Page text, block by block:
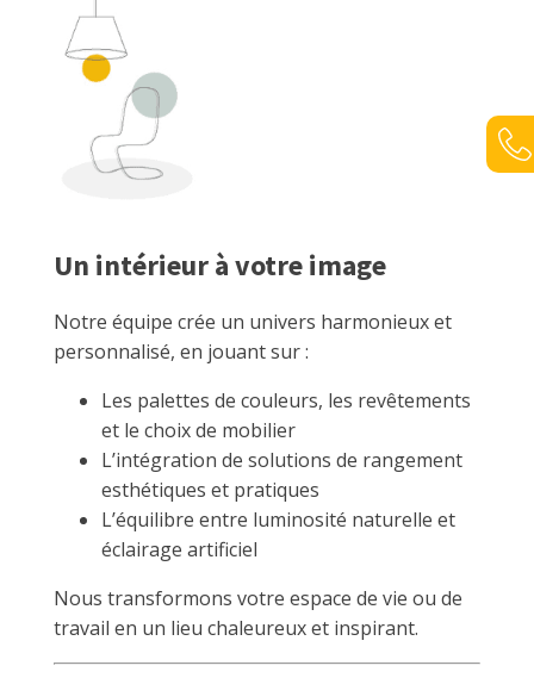
Un intérieur à votre image
Notre équipe crée un univers harmonieux et
personnalisé, en jouant sur :
Les palettes de couleurs, les revêtements
et le choix de mobilier
L’intégration de solutions de rangement
esthétiques et pratiques
L’équilibre entre luminosité naturelle et
éclairage artificiel
Nous transformons votre espace de vie ou de
travail en un lieu chaleureux et inspirant.